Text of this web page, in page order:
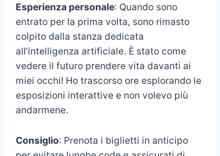
Esperienza personale: Quando sono
entrato per la prima volta, sono rimasto
colpito dalla stanza dedicata
all’intelligenza artificiale. È stato come
vedere il futuro prendere vita davanti ai
miei occhi! Ho trascorso ore esplorando le
esposizioni interattive e non volevo più
andarmene.
Consiglio: Prenota i biglietti in anticipo